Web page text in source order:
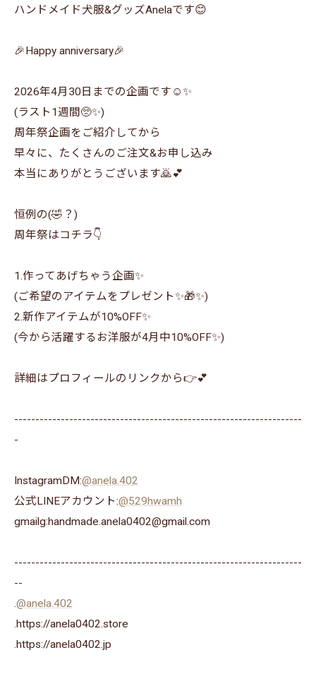
ハンドメイド犬服&グッズAnelaです😊
🎉Happy anniversary🎉
2026年4月30日までの企画です☺️✨
(ラスト1週間🥺✨)
周年祭企画をご紹介してから
早々に、たくさんのご注文&お申し込み
本当にありがとうございます🙇💕
恒例の(🤣？)
周年祭はコチラ👇
1.作ってあげちゃう企画✨
(ご希望のアイテムをプレゼント✨🎁✨)
2.新作アイテムが10%OFF✨
(今から活躍するお洋服が4月中10%OFF✨)
詳細はプロフィールのリンクから👉💕
--------------------------------------------------------------------
-
InstagramDM:@anela.402
公式LINEアカウント:@529hwamh
gmailg:handmade.anela0402@gmail.com
--------------------------------------------------------------------
--
.@anela.402
.https://anela0402.store
⁡.https://anela0402.jp⁡⁡